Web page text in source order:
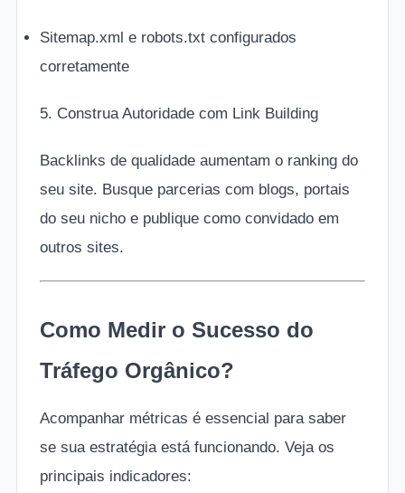
Sitemap.xml e robots.txt configurados
corretamente
5. Construa Autoridade com Link Building
Backlinks de qualidade aumentam o ranking do
seu site. Busque parcerias com blogs, portais
do seu nicho e publique como convidado em
outros sites.
Como Medir o Sucesso do
Tráfego Orgânico?
Acompanhar métricas é essencial para saber
se sua estratégia está funcionando. Veja os
principais indicadores: